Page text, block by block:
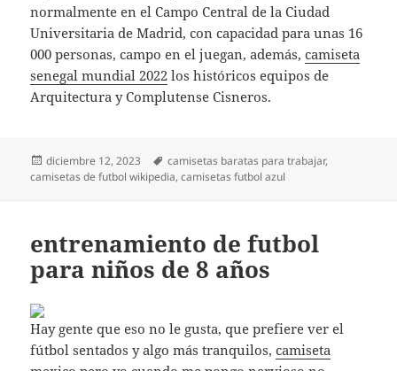
normalmente en el Campo Central de la Ciudad
Universitaria de Madrid, con capacidad para unas 16
000 personas, campo en el juegan, además,camiseta
senegal mundial 2022 los históricos equipos de
Arquitectura y Complutense Cisneros.
Publicado
el
diciembre 12, 2023 Etiquetas
camisetas baratas para trabajar,
camisetas de futbol wikipedia,camisetas futbol azul
entrenamiento de futbol
para niños de 8 años
Hay gente que eso no le gusta, que prefiere ver el
fútbol sentados y algo más tranquilos,camiseta